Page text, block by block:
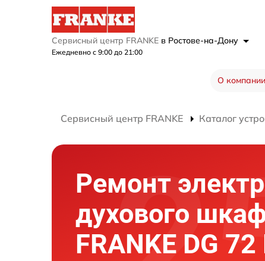
Сервисный центр FRANKE в Ростове-на-Дону
Ежедневно с 9:00 до 21:00
О компании
Сервисный центр FRANKE Каталог
Ремонт
духового
FRANKE DG